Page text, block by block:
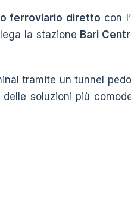
ferroviario diretto con
la stazione Bari
tramite un tunnel
soluzioni più